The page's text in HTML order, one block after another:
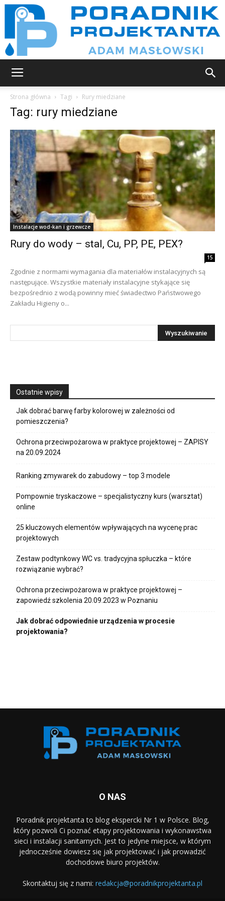
Strona główna Tagi Rury miedziane
Tag: rury miedziane
Instalacje wod-kan i grzewcze
Rury do wody – stal, Cu, PP, PE, PEX?
15
Zgodnie z normami wymagania dla materiałów instalacyjnych są
następujące. Wszystkie materiały instalacyjne stykające się
bezpośrednio z wodą powinny mieć świadectwo Państwowego
Zakładu Higieny o...
Ostatnie wpisy
Jak dobrać barwę farby kolorowej w zależności od
pomieszczenia?
Ochrona przeciwpożarowa w praktyce projektowej – ZAPISY
na 20.09.2024
Ranking zmywarek do zabudowy – top 3 modele
Pompownie tryskaczowe – specjalistyczny kurs (warsztat)
online
25 kluczowych elementów wpływających na wycenę prac
projektowych
Zestaw podtynkowy WC vs. tradycyjna spłuczka – które
rozwiązanie wybrać?
Ochrona przeciwpożarowa w praktyce projektowej –
zapowiedź szkolenia 20.09.2023 w Poznaniu
Jak dobrać odpowiednie urządzenia w procesie
projektowania?
O NAS
Poradnik projektanta to blog ekspercki Nr 1 w Polsce. Blog,
który pozwoli Ci poznać etapy projektowania i wykonawstwa
sieci i instalacji sanitarnych. Jest to jedyne miejsce, w którym
jednocześnie dowiesz się jak projektować i jak prowadzić
dochodowe biuro projektów.
Skontaktuj się z nami: redakcja@poradnikprojektanta.pl